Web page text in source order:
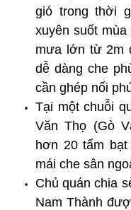
gió trong thời
xuyên suốt
mưa lớn từ 2m
dễ dàng che
cần ghép nối
Tại một chuỗi
Văn Thọ (Gò
hơn 20 tấm
mái che sân
Chủ quán chia
Nam Thành